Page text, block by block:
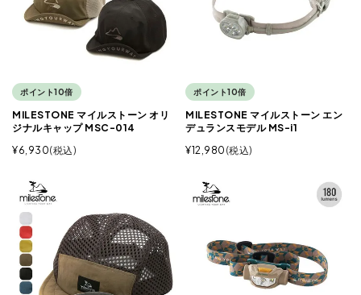
ポイント10倍
MILESTONE マイルストーン オリ
ジナルキャップ MSC-014
¥6,930 税込
ポイント10倍
MILESTONE マイルストーン エン
デュランスモデル MS-i1
¥12,980 税込